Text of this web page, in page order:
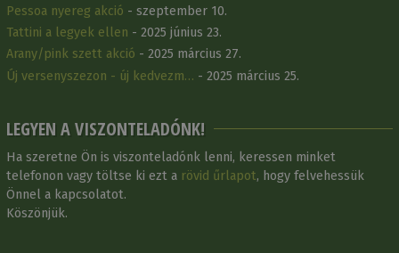
Pessoa nyereg akció - szeptember 10.
Tattini a legyek ellen - 2025 június 23.
Arany/pink szett akció - 2025 március 27.
Új versenyszezon - új kedvezm… - 2025 március 25.
LEGYEN A VISZONTELADÓNK!
Ha szeretne Ön is viszonteladónk lenni, keressen minket
telefonon vagy töltse ki ezt a rövid űrlapot, hogy felvehessük
Önnel a kapcsolatot.
Köszönjük.